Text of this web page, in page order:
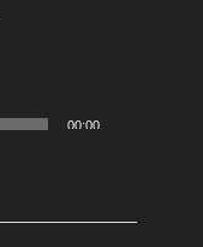
00:00